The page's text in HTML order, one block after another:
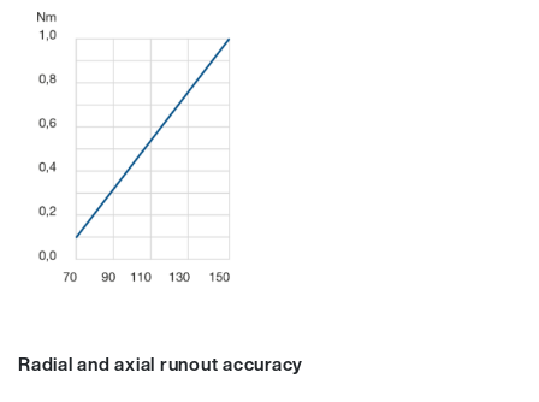
Radial and axial runout accuracy